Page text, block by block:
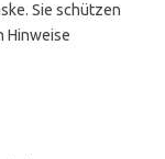
Sie schützen
Hinweise